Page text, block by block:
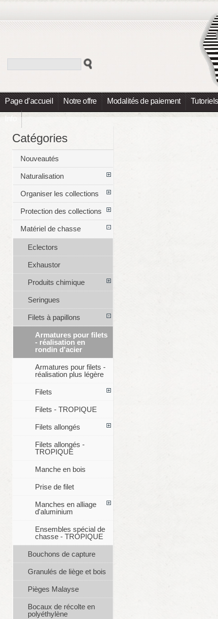
Page d’accueil Notre offre Modalités de paiement Tutoriels
Info
Catégories
Nouveautés
Naturalisation
Organiser les collections
Protection des collections
Matériel de chasse
Eclectors
Exhaustor
Produits chimique
Seringues
Filets à papillons
Armatures pour filets
- réalisation en
rondin d'acier
Armatures pour filets -
réalisation plus légère
Filets
Filets - TROPIQUE
Filets allongés
Filets allongés -
TROPIQUE
Manche en bois
Prise de filet
Manches en alliage
d'aluminium
Ensembles spécial de
chasse - TROPIQUE
Bouchons de capture
Granulés de liège et bois
Pièges Malayse
Bocaux de récolte en
polyéthylène